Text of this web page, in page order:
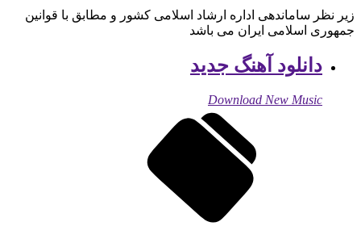
زیر نظر ساماندهی اداره ارشاد اسلامی کشور و مطابق با قوانین
جمهوری اسلامی ایران می باشد
دانلود آهنگ جدید
Download New Music